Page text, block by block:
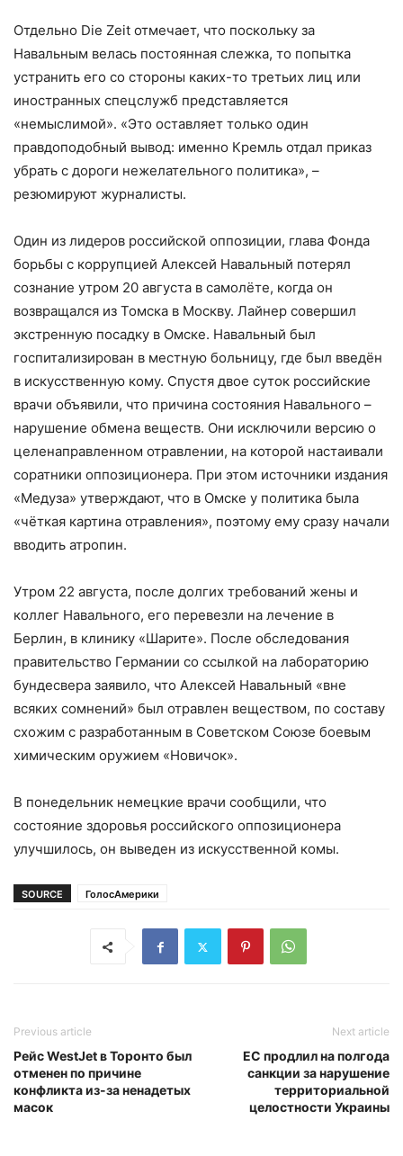
Отдельно Die Zeit отмечает, что поскольку за
Навальным велась постоянная слежка, то попытка
устранить его со стороны каких-то третьих лиц или
иностранных спецслужб представляется
«немыслимой». «Это оставляет только один
правдоподобный вывод: именно Кремль отдал приказ
убрать с дороги нежелательного политика», –
резюмируют журналисты.
Один из лидеров российской оппозиции, глава Фонда
борьбы с коррупцией Алексей Навальный потерял
сознание утром 20 августа в самолёте, когда он
возвращался из Томска в Москву. Лайнер совершил
экстренную посадку в Омске. Навальный был
госпитализирован в местную больницу, где был введён
в искусственную кому. Спустя двое суток российские
врачи объявили, что причина состояния Навального –
нарушение обмена веществ. Они исключили версию о
целенаправленном отравлении, на которой настаивали
соратники оппозиционера. При этом источники издания
«Медуза» утверждают, что в Омске у политика была
«чёткая картина отравления», поэтому ему сразу начали
вводить атропин.
Утром 22 августа, после долгих требований жены и
коллег Навального, его перевезли на лечение в
Берлин, в клинику «Шарите». После обследования
правительство Германии со ссылкой на лабораторию
бундесвера заявило, что Алексей Навальный «вне
всяких сомнений» был отравлен веществом, по составу
схожим с разработанным в Советском Союзе боевым
химическим оружием «Новичок».
В понедельник немецкие врачи сообщили, что
состояние здоровья российского оппозиционера
улучшилось, он выведен из искусственной комы.
SOURCE ГолосАмерики
Previous article
Рейс WestJet в Торонто был
отменен по причине
конфликта из-за ненадетых
масок
Next article
ЕС продлил на полгода
санкции за нарушение
территориальной
целостности Украины